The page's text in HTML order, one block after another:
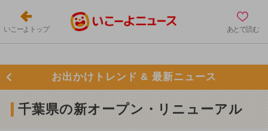
いこーよトップ あとで読む
お出かけトレンド & 最新ニュース
千葉県の新オープン・リニューアル